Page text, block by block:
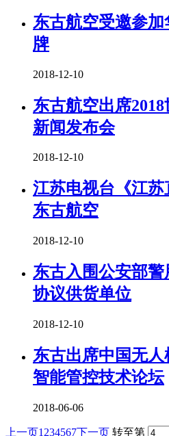
东古航空受邀参
牌
2018-12-10
东古航空出席
新闻发布会
2018-12-10
江苏电视台《江
东古航空
2018-12-10
东古入围公安部
协议供货单位
2018-12-10
东古出席中国无
智能管控技术论坛
2018-06-06
上一页1 234567下一页 转至第